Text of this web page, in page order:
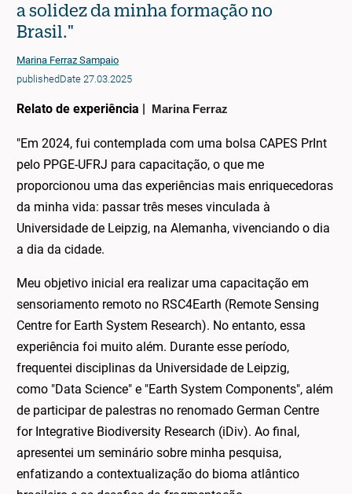
a solidez da minha formação no
Brasil."
Marina Ferraz Sampaio
publishedDate 27.03.2025
Relato de experiência | Marina Ferraz
"Em 2024, fui contemplada com uma bolsa CAPES PrInt
pelo PPGE-UFRJ para capacitação, o que me
proporcionou uma das experiências mais enriquecedoras
da minha vida: passar três meses vinculada à
Universidade de Leipzig, na Alemanha, vivenciando o dia
a dia da cidade.
Meu objetivo inicial era realizar uma capacitação em
sensoriamento remoto no RSC4Earth (Remote Sensing
Centre for Earth System Research). No entanto, essa
experiência foi muito além. Durante esse período,
frequentei disciplinas da Universidade de Leipzig,
como "Data Science" e "Earth System Components", além
de participar de palestras no renomado German Centre
for Integrative Biodiversity Research (iDiv). Ao final,
apresentei um seminário sobre minha pesquisa,
enfatizando a contextualização do bioma atlântico